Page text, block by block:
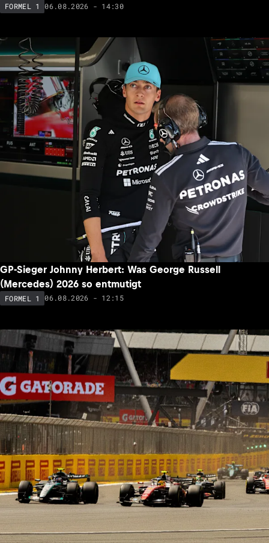
FORMEL 1 06.08.2026 - 14:30
GP-Sieger Johnny Herbert: Was George Russell
(Mercedes) 2026 so entmutigt
FORMEL 1 06.08.2026 - 12:15